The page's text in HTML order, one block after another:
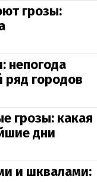
грозы:
непогода
ряд городов
грозы: какая
дни
и шквалами: